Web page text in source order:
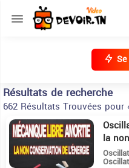
Résultats de recherche
662 Résultats Trouvées pour
8
la